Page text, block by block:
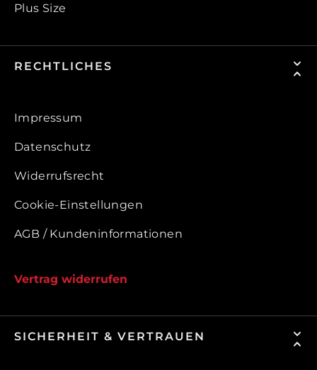
Plus Size
RECHTLICHES
Impressum
Datenschutz
Widerrufsrecht
Cookie-Einstellungen
AGB / Kundeninformationen
Vertrag widerrufen
SICHERHEIT & VERTRAUEN